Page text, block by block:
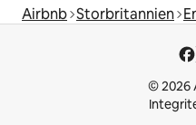
Airbnb Storbritannien
© 2026